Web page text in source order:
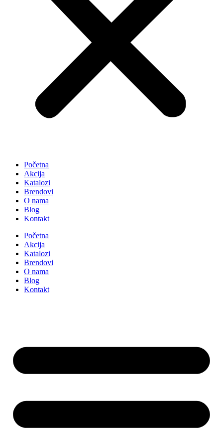
Početna
Akcija
Katalozi
Brendovi
O nama
Blog
Kontakt
Početna
Akcija
Katalozi
Brendovi
O nama
Blog
Kontakt